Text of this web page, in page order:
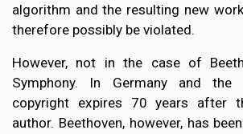
algorithm and the resulting new
therefore possibly be violated.
However, not in the case of
Symphony. In Germany and the
copyright expires 70 years after
author. Beethoven, however, has